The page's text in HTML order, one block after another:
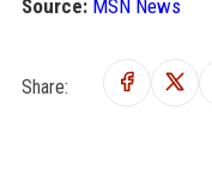
Source: MSN News
Share: